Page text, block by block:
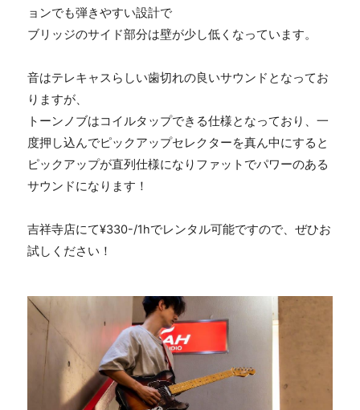
ョンでも弾きやすい設計で
ブリッジのサイド部分は壁が少し低くなっています。
音はテレキャスらしい歯切れの良いサウンドとなってお
りますが、
トーンノブはコイルタップできる仕様となっており、一
度押し込んでピックアップセレクターを真ん中にすると
ピックアップが直列仕様になりファットでパワーのある
サウンドになります！
吉祥寺店にて¥330-/1hでレンタル可能ですので、ぜひお
試しください！